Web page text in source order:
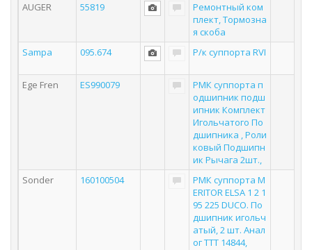
AUGER
55819
Ремонтный ком
плект, Тормозна
я скоба
Sampa
095.674 Р/к суппорта RVI
Ege Fren ES990079
РМК суппорта п
одшипник подш
ипник Комплект
Игольчатого По
дшипника , Роли
ковый Подшипн
ик Рычага 2шт.,
Sonder
160100504
РМК суппорта M
ERITOR ELSA 1 2 1
95 225 DUCO. По
дшипник игольч
атый, 2 шт. Анал
ог TTT 14844,